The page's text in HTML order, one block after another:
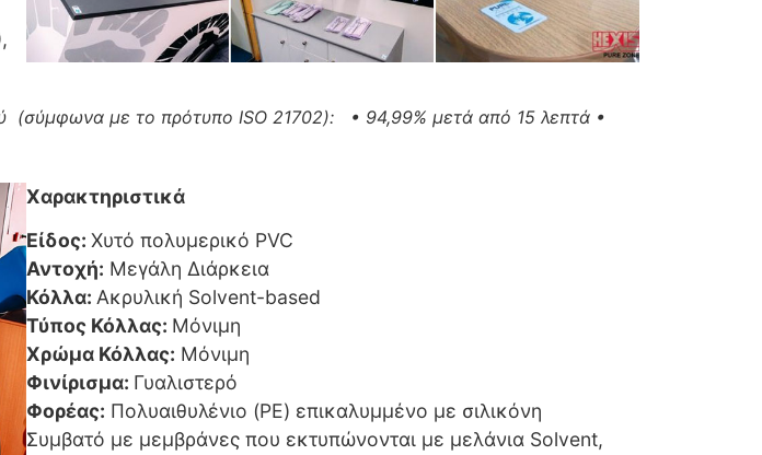
(σύμφωνα με το πρότυπο ISO 21702): • 94,99% μετά από 15 λεπτά •
Χαρακτηριστικά
Είδος: Χυτό πολυμερικό PVC
Αντοχή: Μεγάλη Διάρκεια
Κόλλα: Ακρυλική Solvent-based
Τύπος Κόλλας: Μόνιμη
Χρώμα Κόλλας: Μόνιμη
Φινίρισμα: Γυαλιστερό
Φορέας: Πολυαιθυλένιο (PE) επικαλυμμένο με σιλικόνη
Συμβατό με μεμβράνες που εκτυπώνονται με μελάνια Solvent,